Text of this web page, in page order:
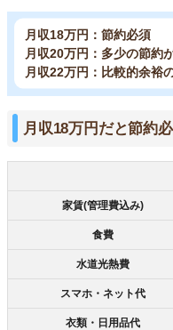
月収18万円：節約必須
月収20万円：多少の節約
月収22万円：比較的余裕
月収18万円だと節約
家賃(管理費込み)
食費
水道光熱費
スマホ・ネット代
衣類・日用品代